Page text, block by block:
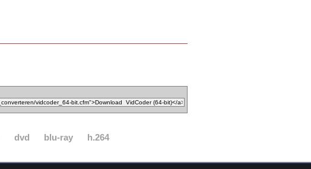
dvd blu-ray h.264